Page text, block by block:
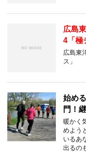
広島
4「極
広島東
ス」
始め
門！
暖かく
めよう
いるあ
出るの